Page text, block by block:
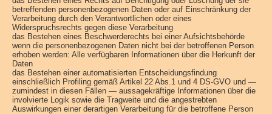
betreffenden personenbezogenen Daten oder auf Einschränkung der
Verarbeitung durch den Verantwortlichen oder eines
Widerspruchsrechts gegen diese Verarbeitung
das Bestehen eines Beschwerderechts bei einer Aufsichtsbehörde
wenn die personenbezogenen Daten nicht bei der betroffenen Person
erhoben werden: Alle verfügbaren Informationen über die Herkunft der
Daten
das Bestehen einer automatisierten Entscheidungsfindung
einschließlich Profiling gemäß Artikel 22 Abs.1 und 4 DS-GVO und —
zumindest in diesen Fällen — aussagekräftige Informationen über die
involvierte Logik sowie die Tragweite und die angestrebten
Auswirkungen einer derartigen Verarbeitung für die betroffene Person